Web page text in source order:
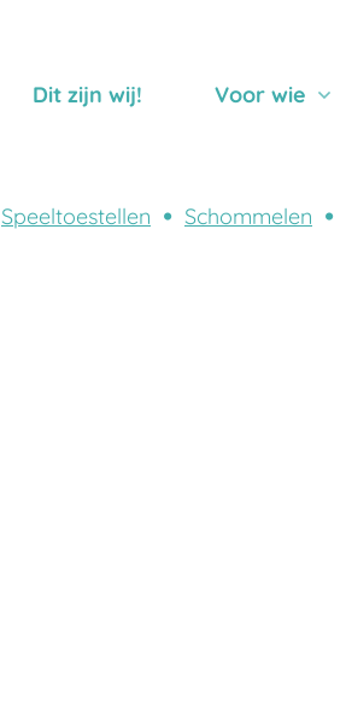
Dit zijn wij! Voor wie
Speeltoestellen Schommelen